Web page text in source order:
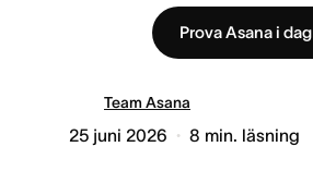
Prova Asana i dag
Team Asana
25 juni 2026 8 min. läsning